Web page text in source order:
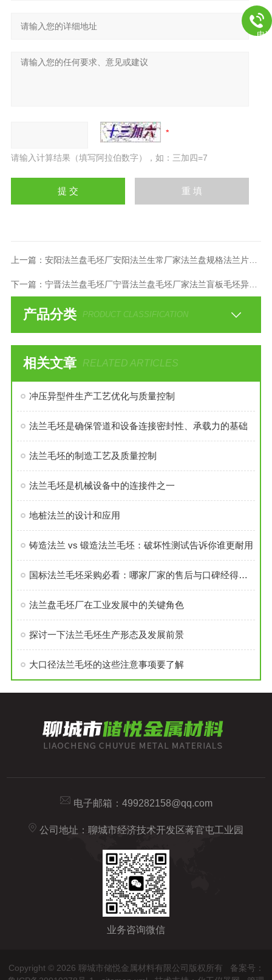
请输入计算结果（填写阿拉伯数字），如：三加四=7
上一篇： 安阳法兰盘毛坯厂安阳法兰生常厂家法兰盘规格法兰片法兰毛坯
下一篇： 宁晋法兰盘毛坯厂宁晋法兰盘毛坯厂家法兰盲板毛坯异形件厂家
产品分类 PRODUCT CLASSIFICATION
相关文章 RELATED ARTICLES
冲压异型件生产工艺优化与质量控制
法兰毛坯是确保管道和设备连接密封性、承载力的基础
法兰毛坯的制造工艺及质量控制
法兰毛坯是机械设备中的连接件之一
地桩法兰的设计和应用
铸造法兰 vs 锻造法兰毛坯：破坏性测试告诉你谁更耐用
国标法兰毛坯采购必看：哪家厂家的售后与口碑经得起考验？
法兰盘毛坯厂在工业发展中的关键角色
探讨一下法兰毛坯生产形态及发展前景
大口径法兰毛坯的这些注意事项要了解
电子邮箱： 499282158@qq.com
公司地址：聊城市经济技术开发区蒋官屯工业园
业务咨询微信
Copyright © 2026 聊城市储悦金属材料有限公司版权所有 备案号：
电